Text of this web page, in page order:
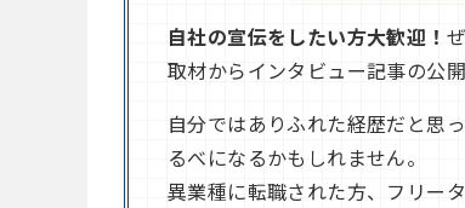
自社の宣伝をしたい方大歓迎！
取材からインタビュー記事の公
自分ではありふれた経歴だと思
るべになるかもしれません。
異業種に転職された方、フリー